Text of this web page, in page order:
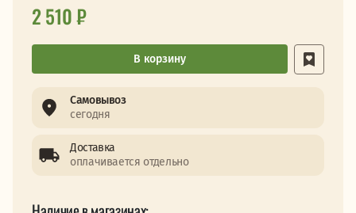
2 510 ₽
В корзину
Самовывоз
сегодня
Доставка
оплачивается отдельно